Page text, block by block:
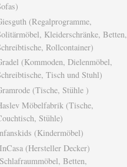
(Regalprogramme,
Kleiderschränke, Betten,
Rollcontainer)
(Kommoden, Dielenmöbel,
Tisch und Stuhl)
(Tische, Stühle )
Möbelfabrik (Tische,
Stühle)
(Kindermöbel)
InCasa (Hersteller Decker)
Betten,